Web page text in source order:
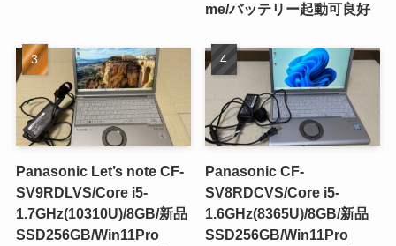
me/バッテリー起動可良好
Panasonic Let’s note CF-
SV9RDLVS/Core i5-
1.7GHz(10310U)/8GB/新品
SSD256GB/Win11Pro
Panasonic CF-
SV8RDCVS/Core i5-
1.6GHz(8365U)/8GB/新品
SSD256GB/Win11Pro